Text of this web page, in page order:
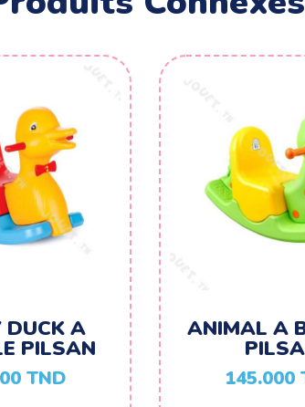
DUCK A
PILSAN
TND
ANIMAL A
145.000